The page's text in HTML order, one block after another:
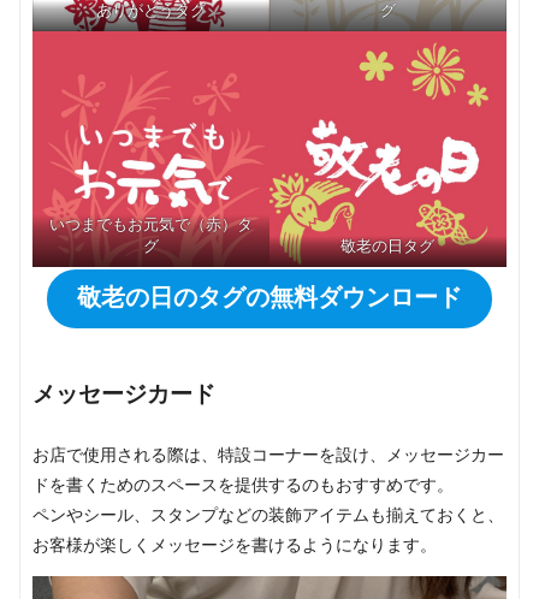
ありがとうタグ
グ
いつまでもお元気で（赤）タ
グ
敬老の日タグ
敬老の日のタグの無料ダウンロード
メッセージカード
お店で使用される際は、特設コーナーを設け、メッセージカー
ドを書くためのスペースを提供するのもおすすめです。
ペンやシール、スタンプなどの装飾アイテムも揃えておくと、
お客様が楽しくメッセージを書けるようになります。